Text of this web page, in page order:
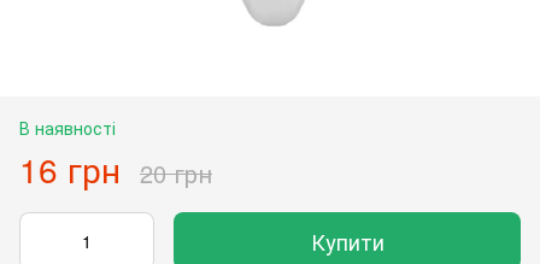
В наявності
16 грн 20 грн
Купити